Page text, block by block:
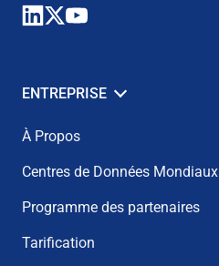
ENTREPRISE
À Propos
Centres de Données Mondiaux
Programme des partenaires
Tarification